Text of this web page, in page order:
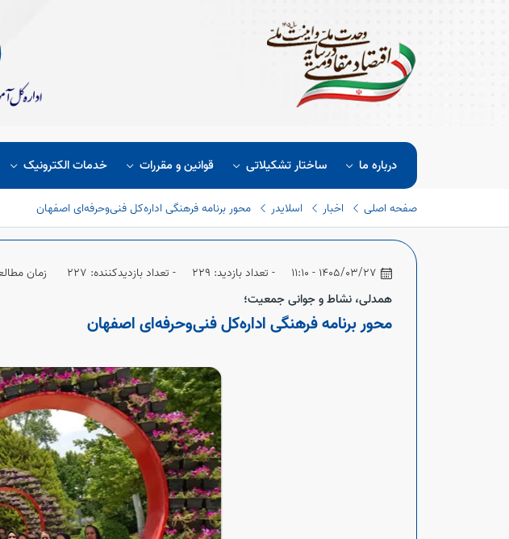
درباره ما ساختار تشکیلاتی قوانین و مقررات خدمات الکترونیک
صفحه اصلی اخبار اسلایدر محور برنامه فرهنگی اداره‌کل فنی‌وحرفه‌ای اصفهان
1405/03/27 - 11:10 - تعداد بازدید: 229 - تعداد بازدیدکننده: 227 زمان
همدلی، نشاط و جوانی جمعیت؛
محور برنامه فرهنگی اداره‌کل فنی‌وحرفه‌ای اصفهان